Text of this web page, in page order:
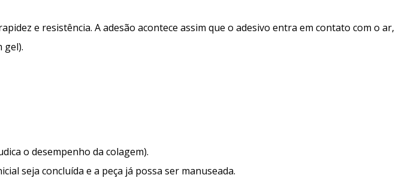
e resistência. A adesão acontece assim que o adesivo entra em contato com o ar,
gel).
o desempenho da colagem).
seja concluída e a peça já possa ser manuseada.